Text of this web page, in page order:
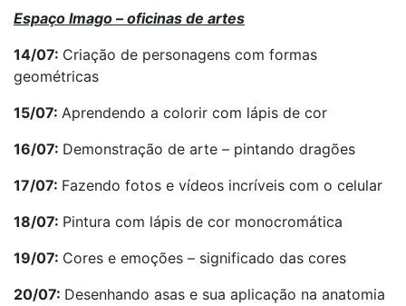
Espaço Imago – oficinas de artes
14/07: Criação de personagens com formas
geométricas
15/07: Aprendendo a colorir com lápis de cor
16/07: Demonstração de arte – pintando dragões
17/07: Fazendo fotos e vídeos incríveis com o celular
18/07: Pintura com lápis de cor monocromática
19/07: Cores e emoções – significado das cores
20/07: Desenhando asas e sua aplicação na anatomia